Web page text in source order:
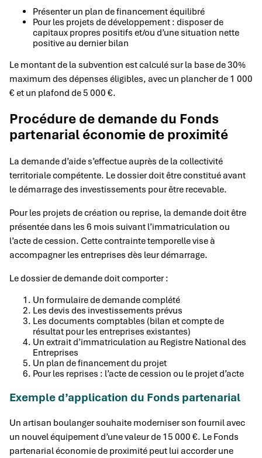
Présenter un plan de financement équilibré
Pour les projets de développement : disposer de
capitaux propres positifs et/ou d’une situation nette
positive au dernier bilan
Le montant de la subvention est calculé sur la base de 30%
maximum des dépenses éligibles, avec un plancher de 1 000
€ et un plafond de 5 000 €.
Procédure de demande du Fonds
partenarial économie de proximité
La demande d’aide s’effectue auprès de la collectivité
territoriale compétente. Le dossier doit être constitué avant
le démarrage des investissements pour être recevable.
Pour les projets de création ou reprise, la demande doit être
présentée dans les 6 mois suivant l’immatriculation ou
l’acte de cession. Cette contrainte temporelle vise à
accompagner les entreprises dès leur démarrage.
Le dossier de demande doit comporter :
Un formulaire de demande complété
Les devis des investissements prévus
Les documents comptables (bilan et compte de
résultat pour les entreprises existantes)
Un extrait d’immatriculation au Registre National des
Entreprises
Un plan de financement du projet
Pour les reprises : l’acte de cession ou le projet d’acte
Exemple d’application du Fonds partenarial
Un artisan boulanger souhaite moderniser son fournil avec
un nouvel équipement d’une valeur de 15 000 €. Le Fonds
partenarial économie de proximité peut lui accorder une